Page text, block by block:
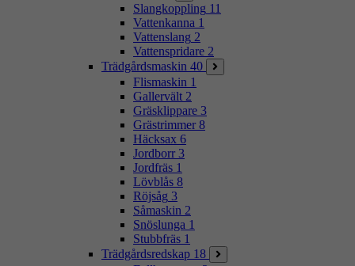
Slangkoppling 11
Vattenkanna 1
Vattenslang 2
Vattenspridare 2
Trädgårdsmaskin 40
Flismaskin 1
Gallervält 2
Gräsklippare 3
Grästrimmer 8
Häcksax 6
Jordborr 3
Jordfräs 1
Lövblås 8
Röjsåg 3
Såmaskin 2
Snöslunga 1
Stubbfräs 1
Trädgårdsredskap 18